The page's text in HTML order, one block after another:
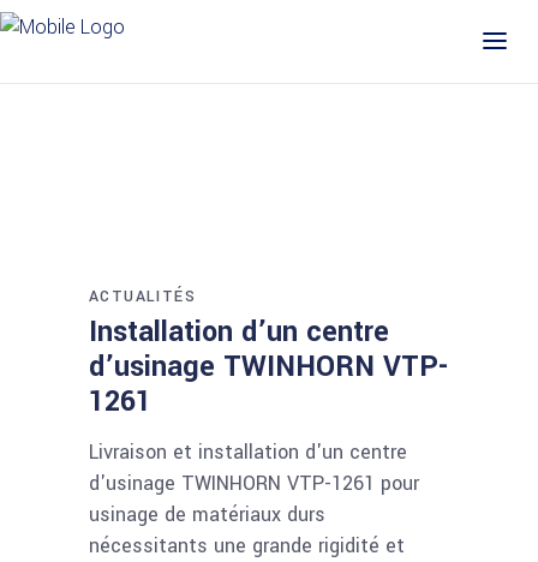
ACTUALITÉS
Installation d’un centre
d’usinage TWINHORN VTP-
1261
Livraison et installation d'un centre
d'usinage TWINHORN VTP-1261 pour
usinage de matériaux durs
nécessitants une grande rigidité et